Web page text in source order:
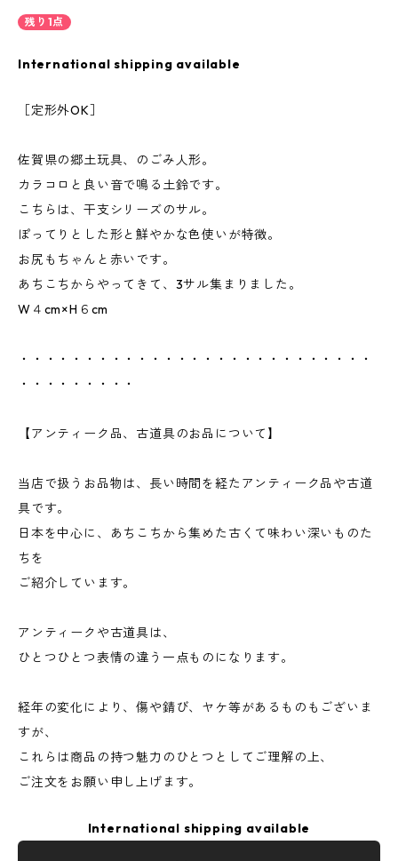
残り1点
International shipping available
［定形外OK］
佐賀県の郷土玩具、のごみ人形。
カラコロと良い音で鳴る土鈴です。
こちらは、干支シリーズのサル。
ぽってりとした形と鮮やかな色使いが特徴。
お尻もちゃんと赤いです。
あちこちからやってきて、3サル集まりました。
W４cm×H６cm
・・・・・・・・・・・・・・・・・・・・・・・・・・・
・・・・・・・・・
【アンティーク品、古道具のお品について】
当店で扱うお品物は、長い時間を経たアンティーク品や古道
具です。
日本を中心に、あちこちから集めた古くて味わい深いものた
ちを
ご紹介しています。
アンティークや古道具は、
ひとつひとつ表情の違う一点ものになります。
経年の変化により、傷や錆び、ヤケ等があるものもございま
すが、
これらは商品の持つ魅力のひとつとしてご理解の上、
ご注文をお願い申し上げます。
International shipping available